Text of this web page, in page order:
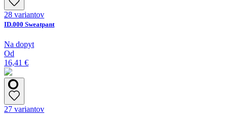
28 variantov
ID.000 Sweatpant
Na dopyt
Od
16,41 €
27 variantov